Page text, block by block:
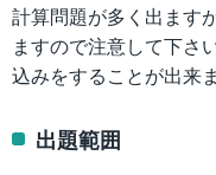
計算問題が多く出ます
ますので注意して下さ
込みをすることが出来ま
出題範囲